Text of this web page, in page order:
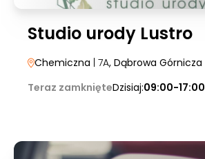
Studio urody Lustro
Chemiczna | 7A, Dąbrowa Górnicza
Teraz zamknięteDzisiaj:09:00-17:00